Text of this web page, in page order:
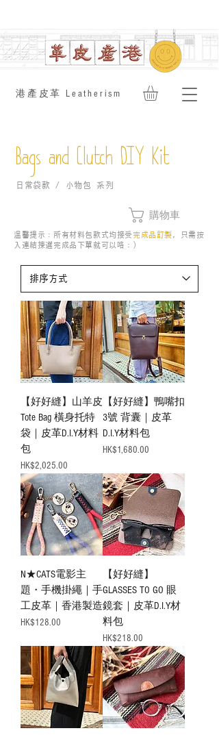
​港產皮革 Leatherism
Bags and Clutch DIY Kit
日常袋款 / 小物包 系列
購物車
溫馨提示：所有材料包款式均接受完成品訂製，只需按
入連結揀選完成品下單就可以咯：）
【好好縫】山羊皮
Tote Bag 橫身托特
袋｜皮革D.I.Y材料
包
價格
HK$2,025.00
【好好縫】鴨嘴扣
3號 背囊｜皮革
D.I.Y材料包
價格
HK$1,680.00
N★CATS電影主
題・手機掛繩｜手
工皮革｜香港製造
價格
HK$128.00
【好好縫】
GLASSES TO GO 眼
鏡套｜皮革D.I.Y材
料包
價格
HK$218.00